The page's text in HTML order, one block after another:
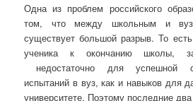
Одна из проблем российского
том, что между школьным и
существует большой разрыв. То
ученика к окончанию школы,
недостаточно для успешной
испытаний в вуз, как и навыков для
университете. Поэтому последние